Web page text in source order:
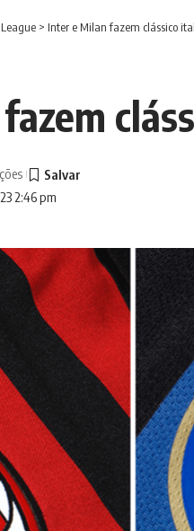
> Inter e Milan fazem clássico
2:46 pm